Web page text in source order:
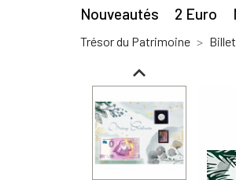
Nouveautés 2 Euro
Trésor du Patrimoine
